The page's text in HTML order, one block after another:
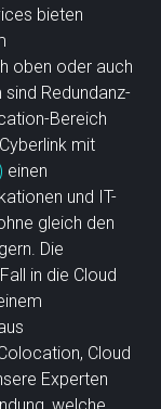
bieten
oben oder auch
Redundanz-
Bereich
mit
einen
und IT-
gleich den
Die
in die Cloud
Cloud
Experten